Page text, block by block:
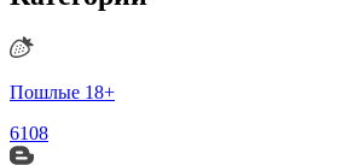
Пошлые 18+
6108